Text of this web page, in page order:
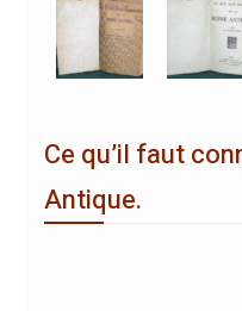
Ce qu’il faut
Antique.